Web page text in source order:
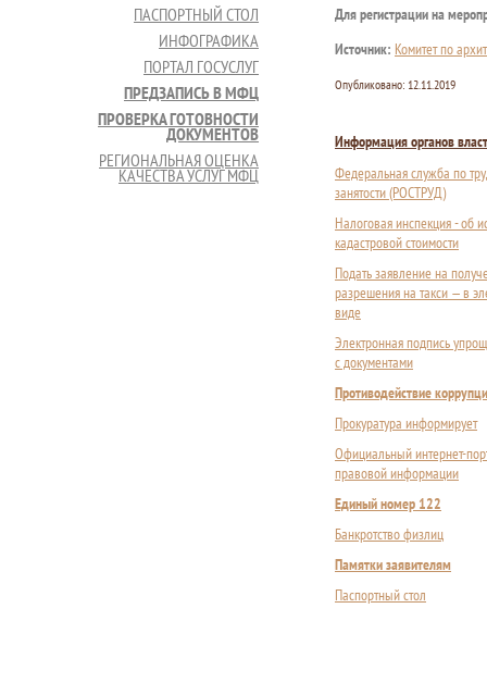
ПАСПОРТНЫЙ СТОЛ
ИНФОГРАФИКА
ПОРТАЛ ГОСУСЛУГ
ПРЕДЗАПИСЬ В МФЦ
ПРОВЕРКА ГОТОВНОСТИ
ДОКУМЕНТОВ
РЕГИОНАЛЬНАЯ ОЦЕНКА
КАЧЕСТВА УСЛУГ МФЦ
Для регистрации на
Источник: Комитет по
Опубликовано: 12.11.2019
Информация органов
Федеральная служба по
занятости (РОСТРУД)
Налоговая инспекция - об
кадастровой стоимости
Подать заявление на
разрешения на такси — в
виде
Электронная подпись
с документами
Противодействие
Прокуратура информирует
Официальный интернет-
правовой информации
Единый номер 122
Банкротство физлиц
Памятки заявителям
Паспортный стол